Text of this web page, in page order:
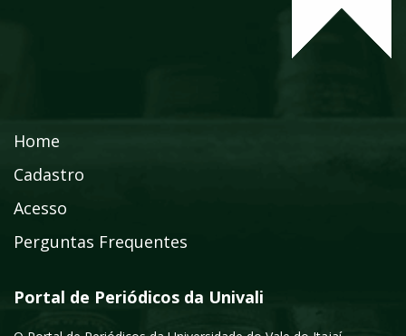
Home
Cadastro
Acesso
Perguntas Frequentes
Portal de Periódicos da Univali